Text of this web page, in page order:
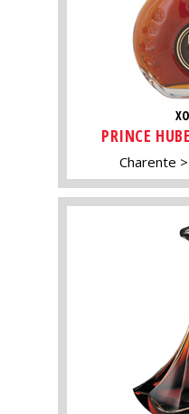
PRINCE
Charente